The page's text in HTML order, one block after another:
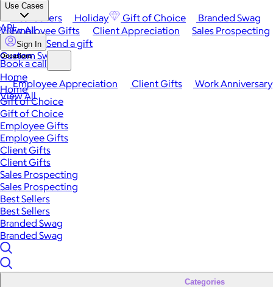
Best Sellers Holiday Gift of Choice
Branded Swag
View All
Occasions
Employee Appreciation Client Gifts Work Anniversary
View All
Use Cases
Employee Gifts Client Appreciation Sales Prospecting
Custom Swag
API
Sign In Send a gift
Book a call
Home
Home
Gift of Choice
Gift of Choice
Employee Gifts
Employee Gifts
Client Gifts
Client Gifts
Sales Prospecting
Sales Prospecting
Best Sellers
Best Sellers
Branded Swag
Branded Swag
Categories